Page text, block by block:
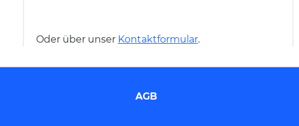
Oder über unser Kontaktformular.
AGB